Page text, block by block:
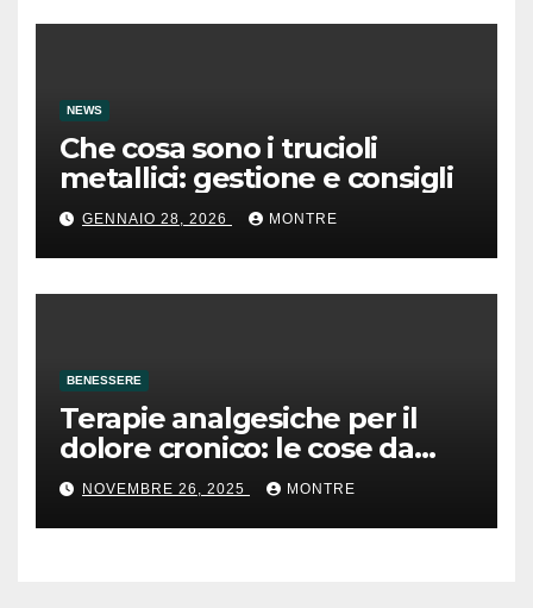
NEWS
Che cosa sono i trucioli
metallici: gestione e consigli
GENNAIO 28, 2026 MONTRE
BENESSERE
Terapie analgesiche per il
dolore cronico: le cose da
sapere
NOVEMBRE 26, 2025 MONTRE